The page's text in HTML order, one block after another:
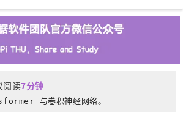
阅读7分钟
与卷积神经网络。